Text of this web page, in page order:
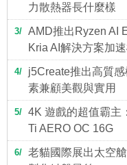
力散熱器長什麼樣
3
AMD推出Ryzen AI
Kria AI解決方案加
4
j5Create推出高質
素兼顧美觀與實用
5
4K 遊戲的超值霸主
Ti AERO OC 16G
6
老貓國際展出太空